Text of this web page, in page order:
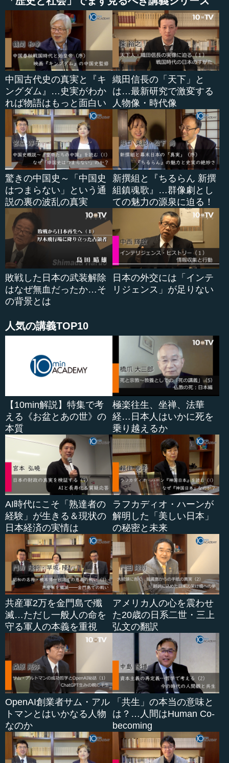
中国古代史の真実と『キ
ングダム』…史実がわか
れば物語はもっと面白い
織田信長の「天下」と
は…最新研究で激変する
人物像・時代像
驚きの中国史～「中国史
はつまらない」という通
説の裏の波乱の真実
新撰組と『ちるらん 新撰
組鎮魂歌』…群像劇とし
ての魅力の源泉に迫る！
敗戦した日本の武装解除
はなぜ無血だったか…そ
の背景とは
日本の外交には「インテ
リジェンス」が足りない
人気の講義TOP10
【10min解説】特集で考
える《お盆とあの世》の
本質
極楽往生、坐禅、法華
経…日本人はいかに死を
乗り越えるか
AI時代にこそ「熟達者の
経験」が生きる＆現状の
日本経済の実情は
ラフカディオ・ハーンが
解明した「美しい日本」
の秘密と未来
共産軍2万を金門島で殲
滅…ただし一般人の命を
守る軍人の本義を重視
アメリカ人の心を震わせ
た20歳の日系二世・三上
弘文の翻訳
OpenAI創業者サム・アル
トマンとはいかなる人物
なのか
「共生」の本当の意味と
は？…人間はHuman Co-
becoming